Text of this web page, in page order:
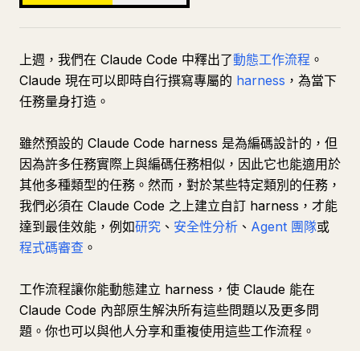
上週，我們在 Claude Code 中釋出了動態工作流程 。
Claude 現在可以即時自行撰寫專屬的 harness ，為當下
任務量身打造。
雖然預設的 Claude Code harness 是為編碼設計的，但
因為許多任務實際上與編碼任務相似，因此它也能適用於
其他多種類型的任務。然而，對於某些特定類別的任務，
我們必須在 Claude Code 之上建立自訂 harness，才能
達到最佳效能，例如研究 、 安全性分析 、 Agent 團隊或
程式碼審查 。
工作流程讓你能動態建立 harness，使 Claude 能在
Claude Code 內部原生解決所有這些問題以及更多問
題。你也可以與他人分享和重複使用這些工作流程。